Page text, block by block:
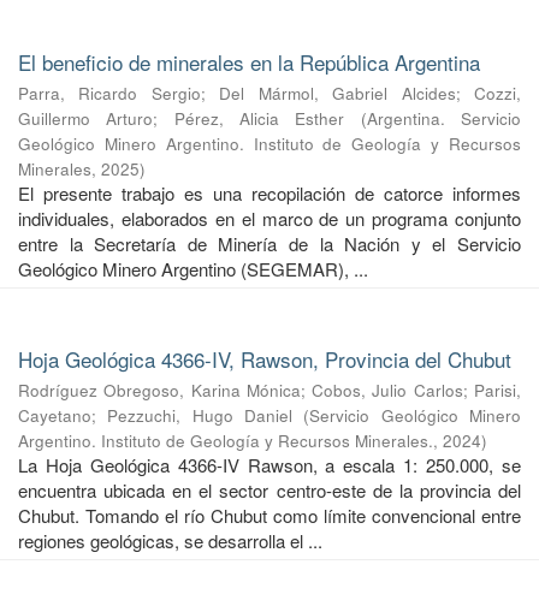
El beneficio de minerales en la República Argentina
Parra, Ricardo Sergio; Del Mármol, Gabriel Alcides;Cozzi,
Guillermo Arturo; Pérez, Alicia Esther (Argentina. Servicio
Geológico Minero Argentino. Instituto de Geología y Recursos
Minerales, 2025)
El presente trabajo es una recopilación de catorce informes
individuales, elaborados en el marco de un programa conjunto
entre la Secretaría de Minería de la Nación y el Servicio
Geológico Minero Argentino (SEGEMAR), ...
Hoja Geológica 4366-IV, Rawson, Provincia del Chubut
Rodríguez Obregoso, Karina Mónica;Cobos, Julio Carlos; Parisi,
Cayetano; Pezzuchi, Hugo Daniel (Servicio Geológico Minero
Argentino. Instituto de Geología y Recursos Minerales., 2024)
La Hoja Geológica 4366-IV Rawson, a escala 1: 250.000, se
encuentra ubicada en el sector centro-este de la provincia del
Chubut. Tomando el río Chubut como límite convencional entre
regiones geológicas, se desarrolla el ...